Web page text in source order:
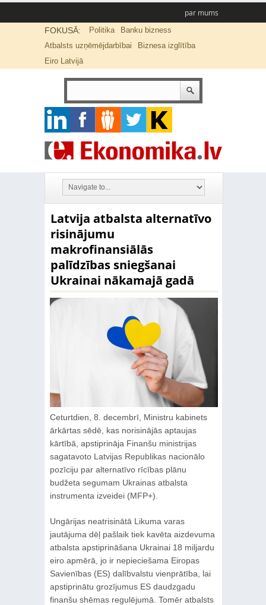
par mums
FOKUSĀ: Politika
Banku bizness
Atbalsts uzņēmējdarbībai
Biznesa izglītība
Eiro Latvijā
Latvija atbalsta alternatīvo
risinājumu
makrofinansiālās
palīdzības sniegšanai
Ukrainai nākamajā gadā
Ceturtdien, 8. decembrī, Ministru kabinets
ārkārtas sēdē, kas norisinājās aptaujas
kārtībā, apstiprināja Finanšu ministrijas
sagatavoto Latvijas Republikas nacionālo
pozīciju par alternatīvo rīcības plānu
budžeta segumam Ukrainas atbalsta
instrumenta izveidei (MFP+).
Ungārijas neatrisinātā Likuma varas
jautājuma dēļ pašlaik tiek kavēta aizdevuma
atbalsta apstiprināšana Ukrainai 18 miljardu
eiro apmērā, jo ir nepieciešama Eiropas
Savienības (ES) dalībvalstu vienprātība, lai
apstiprinātu grozījumus ES daudzgadu
finanšu shēmas regulējumā. Tomēr atbalsts